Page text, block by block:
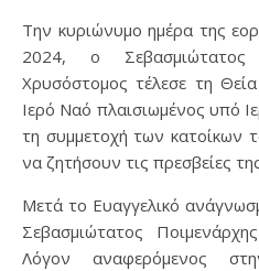
Την κυριώνυμο ημέρα της
2024, ο
Χρυσόστομος τέλεσε τη
Ιερό Ναό πλαισιωμένος υπό
τη συμμετοχή των κατοίκων
να ζητήσουν τις πρεσβείες
Μετά το Ευαγγελικό
Σεβασμιώτατος
Λόγον αναφερόμενος